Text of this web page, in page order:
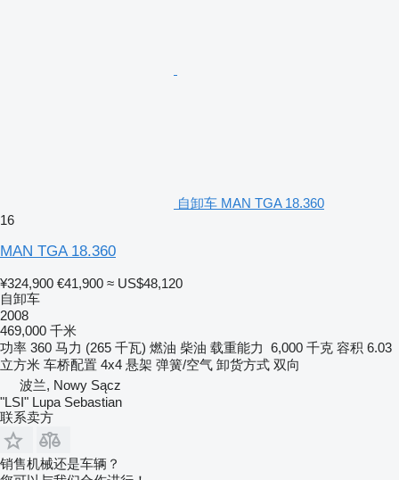
自卸车 MAN TGA 18.360
16
MAN TGA 18.360
¥324,900 €41,900 ≈ US$48,120
自卸车
2008
469,000 千米
功率 360 马力 (265 千瓦) 燃油 柴油 载重能力 6,000 千克 容积 6.03
立方米 车桥配置 4x4 悬架 弹簧/空气 卸货方式 双向
波兰, Nowy Sącz
"LSI" Lupa Sebastian
联系卖方
销售机械还是车辆？